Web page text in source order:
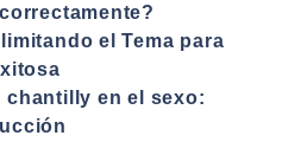
el Tema para
chantilly en el sexo: